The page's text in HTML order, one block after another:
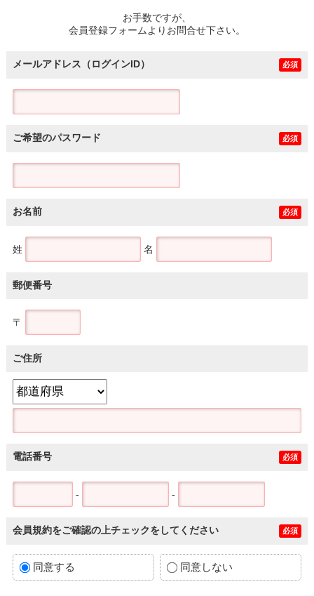
お手数ですが、
会員登録フォームよりお問合せ下さい。
メールアドレス（ログインID） 必須
ご希望のパスワード 必須
お名前 必須
姓 名
郵便番号
〒
ご住所
電話番号 必須
- -
会員規約をご確認の上チェックをしてください 必須
同意する 同意しない